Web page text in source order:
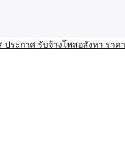
ติดกูเกิล
รับจ้างโ
สอสังหา ราคาถูก ขายบ้าน ข